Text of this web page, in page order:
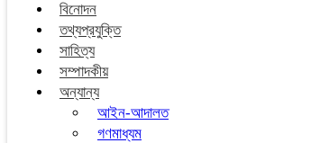
বিনোদন
তথ্যপ্রযুক্তি
সাহিত্য
সম্পাদকীয়
অন্যান্য
আইন-আদালত
গণমাধ্যম